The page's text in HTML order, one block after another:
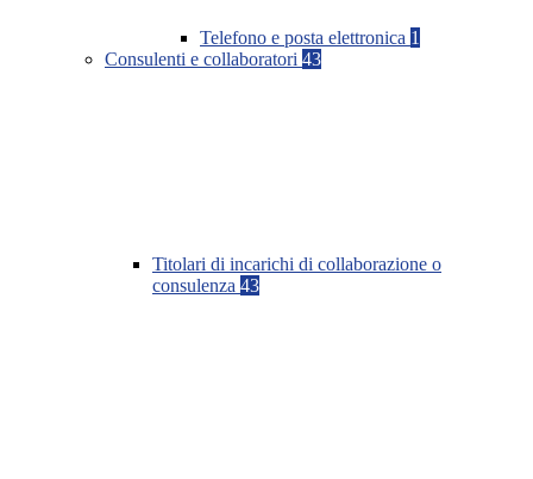
Telefono e posta elettronica 1
Consulenti e collaboratori 43
Titolari di incarichi di collaborazione o
consulenza 43